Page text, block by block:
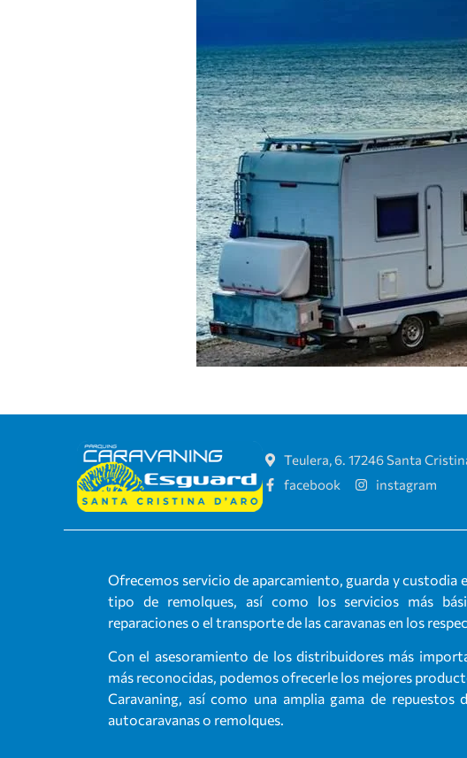
Teulera, 6. 17246 Santa
facebook
instagram
Ofrecemos servicio de aparcamiento, guarda y custodia
tipo de remolques, así como los servicios más
reparaciones o el transporte de las caravanas en los
Con el asesoramiento de los distribuidores más
más reconocidas, podemos ofrecerle los mejores
Caravaning, así como una amplia gama de repuestos
autocaravanas o remolques.